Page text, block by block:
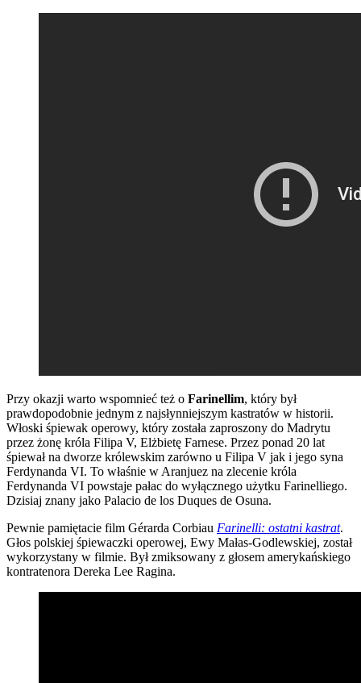
Przy okazji warto wspomnieć też o Farinellim, który był
prawdopodobnie jednym z najsłynniejszym kastratów w historii.
Włoski śpiewak operowy, który została zaproszony do Madrytu
przez żonę króla Filipa V, Elżbietę Farnese. Przez ponad 20 lat
śpiewał na dworze królewskim zarówno u Filipa V jak i jego syna
Ferdynanda VI. To właśnie w Aranjuez na zlecenie króla
Ferdynanda VI powstaje pałac do wyłącznego użytku Farinelliego.
Dzisiaj znany jako Palacio de los Duques de Osuna.
Pewnie pamiętacie film Gérarda Corbiau Farinelli: ostatni kastrat.
Głos polskiej śpiewaczki operowej, Ewy Małas-Godlewskiej, został
wykorzystany w filmie. Był zmiksowany z głosem amerykańskiego
kontratenora Dereka Lee Ragina.